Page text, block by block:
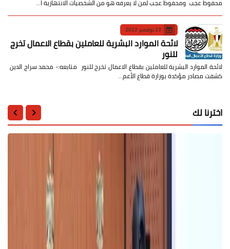
محفوظ عجب ومحفوظ عجب لمن لا يعرفه هو من الشخصيات الانتهازية ا…
23 نوفمبر 2022
لائحة الموارد البشرية للعاملين بقطاع الاعمال تخرج
للنور
لائحة الموارد البشرية للعاملين بقطاع الاعمال تخرج للنور متابعه:- محمد سراج الدين
كشفت مصادر مؤكدة بوزارة قطاع الأعم…
اخترنا لك